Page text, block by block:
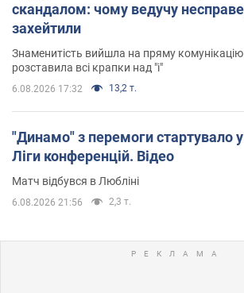
скандалом: чому ведучу
захейтили
Знаменитість вийшла на пряму
розставила всі крапки над "і"
6.08.2026 17:32 13,2 т.
"Динамо" з перемоги стартувало у
Ліги конференцій. Відео
Матч відбувся в Любліні
6.08.2026 21:56 2,3 т.